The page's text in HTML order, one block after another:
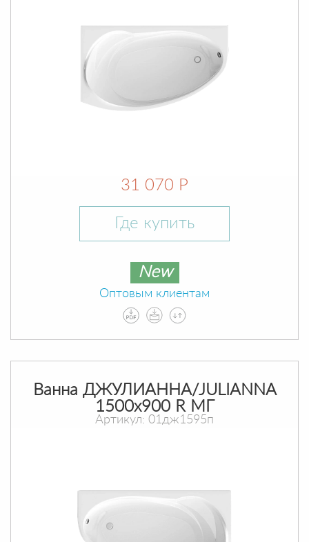
31 070 Р
Где купить
New
Оптовым клиентам
Ванна ДЖУЛИАННА/JULIANNA
1500х900 R МГ
Артикул: 01дж1595п